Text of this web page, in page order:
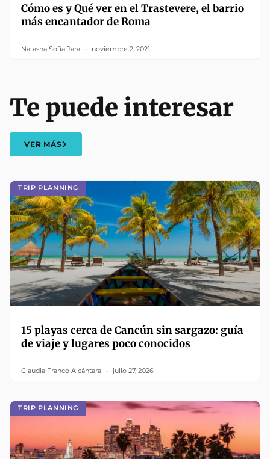
Cómo es y Qué ver en el Trastevere, el barrio
más encantador de Roma
Natasha Sofía Jara noviembre 2, 2021
TRIP PLANNING
15 playas cerca de Cancún sin sargazo: guía
de viaje y lugares poco conocidos
Claudia Franco Alcántara julio 27, 2026
TRIP PLANNING
Te puede interesar
VER MÁS